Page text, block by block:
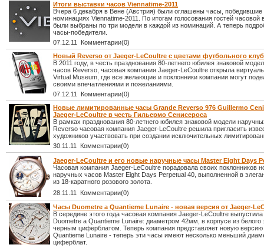
Итоги выставки часов Viennatime-2011
Вчера 6 декабря в Вене (Австрия) были оглашены часы,
номинациях Viennatime-2011. По итогам голосования гостей часовой
были выбраны по три модели в каждой из номинаций. А теперь
часы-победители.
07.12.11 Комментарии(0)
Новый Reverso от Jaeger-LeCoultre с цветами футбольного
В 2011 году, в честь празднования 80-летнего юбилея знаковой
часов Reverso, часовая компания Jaeger-LeCoultre открыла
Virtual Museum, где все желающие и поклонники компании могут
своими впечатлениями и пожеланиями.
07.12.11 Комментарии(0)
Новые лимитированные часы Grande Reverso 976 Guillermo
Jaeger-LeCoultre в честь Гильермо Сенисероса
В рамках празднования 80-летнего юбилея знаковой модели
Reverso часовая компания Jaeger-LeCoultre решила пригласить
художников участвовать при создании исключительных
30.11.11 Комментарии(0)
Jaeger-LeCoultre и его новые наручные часы Master Eight Days
Часовая компания Jaeger-LeCoultre порадовала своих поклонников
наручных часов Master Eight Days Perpetual 40, выполненной в
из 18-каратного розового золота.
28.11.11 Комментарии(0)
Часы Duometre a Quantieme Lunaire - новая версия от Jaeger-
В середине этого года часовая компания Jaeger-LeCoultre
Duometre a Quantieme Lunaire: диаметром 42мм, в корпусе из белого
черным циферблатом. Теперь компания представляет новую версию
Quantieme Lunaire - теперь эти часы имеют несколько меньший
циферблат.